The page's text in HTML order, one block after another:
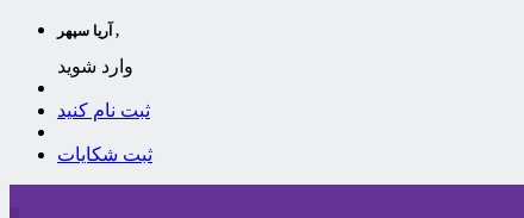
آریا سپهر ,
وارد شوید
ثبت نام کنید
ثبت شکایات